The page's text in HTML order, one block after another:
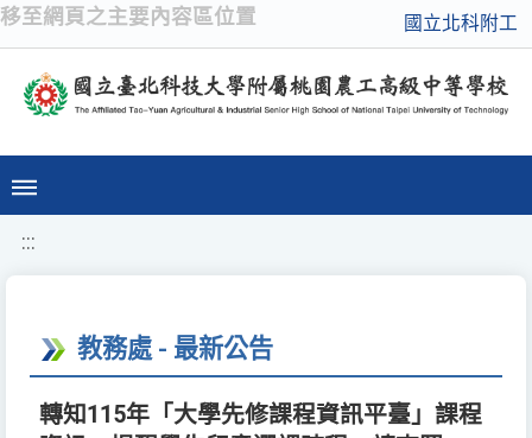
移至網頁之主要內容區位置 國立北科附工
:::
教務處 - 最新公告
轉知115年「大學先修課程資訊平臺」課程